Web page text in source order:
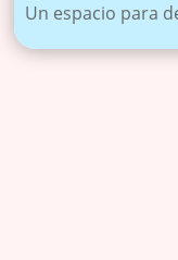
Un espacio para